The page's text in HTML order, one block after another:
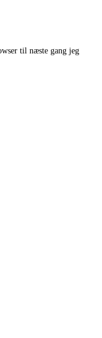
til næste gang jeg